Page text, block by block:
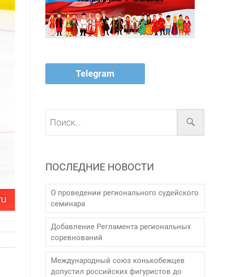
Telegram
ПОСЛЕДНИЕ НОВОСТИ
О проведении регионального судейского
семинара
Добавление Регламента региональных
соревнований
Международный союз конькобежцев
допустил российских фигуристов до